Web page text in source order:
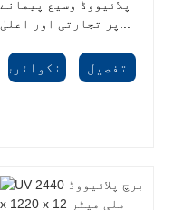
پلائیووڈ وسیع پیمانے
انکوائری تفصیل